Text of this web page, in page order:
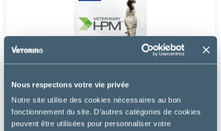
Nous respectons votre vie privée
Notre site utilise des cookies nécessaires au bon
fonctionnement du site. D’autres catégories de cookies
peuvent être utilisées pour personnaliser votre